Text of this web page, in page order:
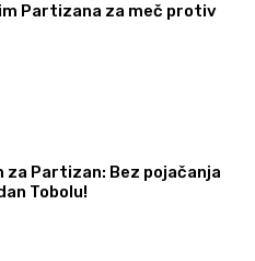
Partizana za meč protiv
za Partizan: Bez pojačanja
Tobolu!